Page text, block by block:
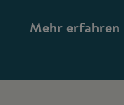
Mehr erfahren